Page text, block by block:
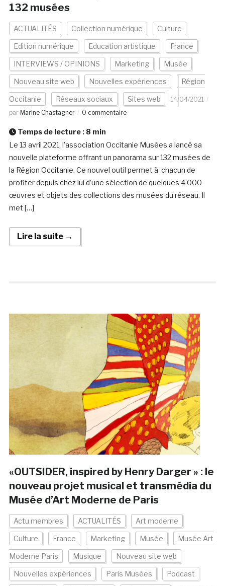
132 musées
ACTUALITÉS Collection numérique Culture
Edition numérique Education artistique France
INTERVIEWS / OPINIONS Marketing Musée
Nouveau site web Nouvelles expériences Région
Occitanie Réseaux sociaux Sites web
14/04/2021
par Marine Chastagner 0 commentaire
Temps de lecture : 8 min
Le 13 avril 2021, l’association Occitanie Musées a lancé sa
nouvelle plateforme offrant un panorama sur 132 musées de
la Région Occitanie. Ce nouvel outil permet à chacun de
profiter depuis chez lui d’une sélection de quelques 4 000
œuvres et objets des collections des musées du réseau. Il
met […]
Lire la suite →
«OUTSIDER, inspired by Henry Darger » : le
nouveau projet musical et transmédia du
Musée d’Art Moderne de Paris
Actu membres ACTUALITÉS Art moderne
Culture France Marketing Musée Musée Art
Moderne Paris Musique Nouveau site web
Nouvelles expériences Paris Musées Podcast